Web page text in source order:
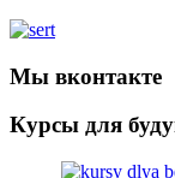
Мы вконтакте
Курсы для